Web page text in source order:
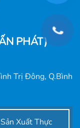
PHÁT)
Trị Đông, Q.Bình
Xuất Thực